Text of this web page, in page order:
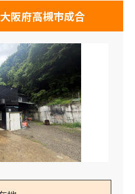
阪府高槻市成合